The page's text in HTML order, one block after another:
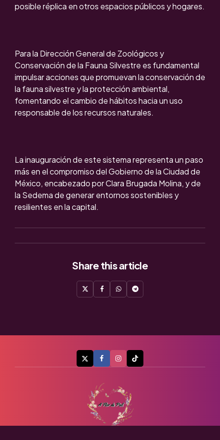
posible réplica en otros espacios públicos y hogares.
Para la Dirección General de Zoológicos y
Conservación de la Fauna Silvestre es fundamental
impulsar acciones que promuevan la conservación de
la fauna silvestre y la protección ambiental,
fomentando el cambio de hábitos hacia un uso
responsable de los recursos naturales.
La inauguración de este sistema representa un paso
más en el compromiso del Gobierno de la Ciudad de
México, encabezado por Clara Brugada Molina, y de
la Sedema de generar entornos sostenibles y
resilientes en la capital.
Share this article